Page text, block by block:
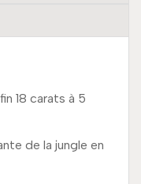
18 carats à 5
de la jungle en